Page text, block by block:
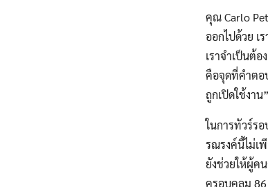
คุณ Carlo
ออกไปด้วย เ
เราจำเป็นต้
คือจุดที่คำตอ
ถูกเปิดใช้งาน”
ในการทัวร์ร
รณรงค์นี้ไม่เ
ยังช่วยให้ผู้ค
ครอบคลุม 86